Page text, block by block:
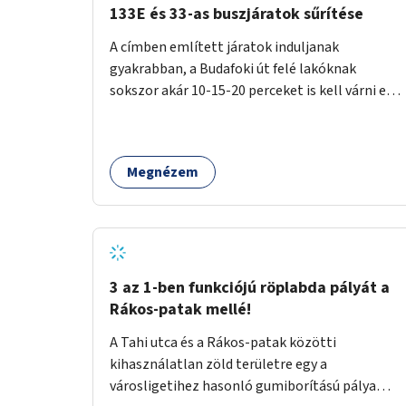
133E és 33-as buszjáratok sűrítése
A címben említett járatok induljanak
gyakrabban, a Budafoki út felé lakóknak
sokszor akár 10-15-20 perceket is kell várni egy
Megnézem
3 az 1-ben funkciójú röplabda pályát a
Rákos-patak mellé!
A Tahi utca és a Rákos-patak közötti
kihasználatlan zöld területre egy a
városligetihez hasonló gumiborítású pálya